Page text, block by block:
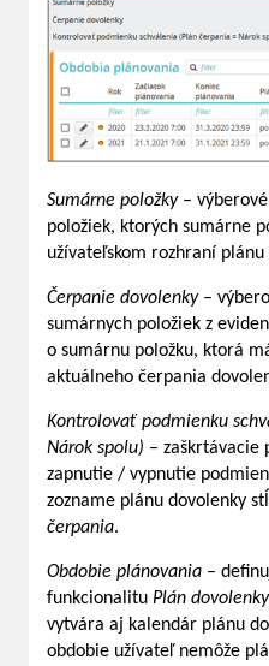
Sumárne položky– výberové
položiek, ktorých sumárne
užívateľskom rozhraní plánu
Čerpanie dovolenky–
sumárnych položiek z
o sumárnu položku, ktorá
aktuálneho čerpania
Kontrolovať podmienku
Nárok spolu) – zaškrtávacie
zapnutie / vypnutie
zozname plánu dovolenky
čerpania.
Obdobie plánovania –
funkcionalitu Plán dovolenky
vytvára aj kalendár plánu
obdobie užívateľ nemôže